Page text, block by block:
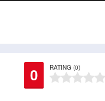
0 RATING (0)